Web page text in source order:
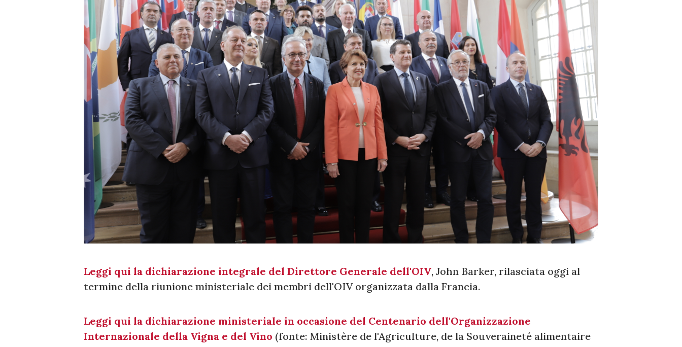
Leggi qui la dichiarazione integrale del Direttore Generale dell'OIV, John Barker, rilasciata oggi al
termine della riunione ministeriale dei membri dell'OIV organizzata dalla Francia.
Leggi qui la dichiarazione ministeriale in occasione del Centenario dell'Organizzazione
Internazionale della Vigna e del Vino (fonte: Ministère de l'Agriculture, de la Souveraineté alimentaire